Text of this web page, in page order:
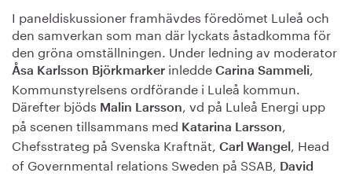
I paneldiskussioner framhävdes föredömet Luleå och
den samverkan som man där lyckats åstadkomma för
den gröna omställningen. Under ledning av moderator
Åsa Karlsson Björkmarker inledde Carina Sammeli,
Kommunstyrelsens ordförande i Luleå kommun.
Därefter bjöds Malin Larsson, vd på Luleå Energi upp
på scenen tillsammans med Katarina Larsson,
Chefsstrateg på Svenska Kraftnät, Carl Wangel , Head
of Governmental relations Sweden på SSAB, David